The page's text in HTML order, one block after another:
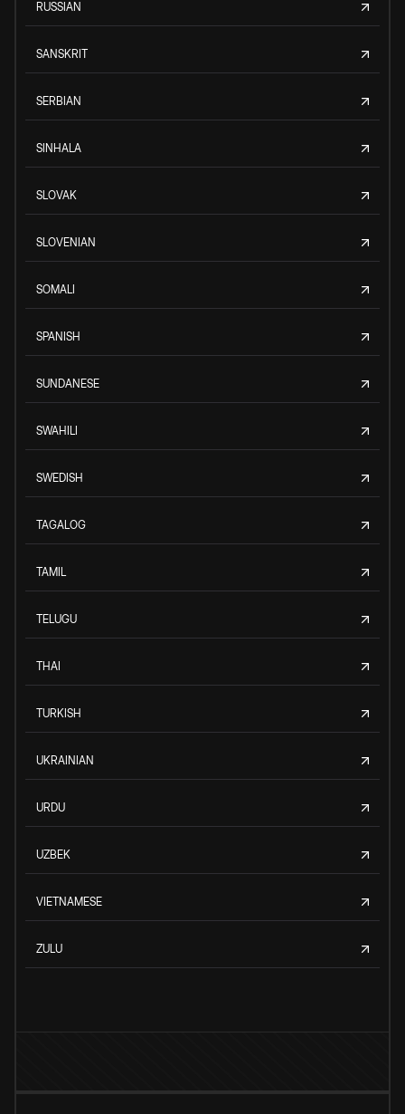
RUSSIAN
SANSKRIT
SERBIAN
SINHALA
SLOVAK
SLOVENIAN
SOMALI
SPANISH
SUNDANESE
SWAHILI
SWEDISH
TAGALOG
TAMIL
TELUGU
THAI
TURKISH
UKRAINIAN
URDU
UZBEK
VIETNAMESE
ZULU